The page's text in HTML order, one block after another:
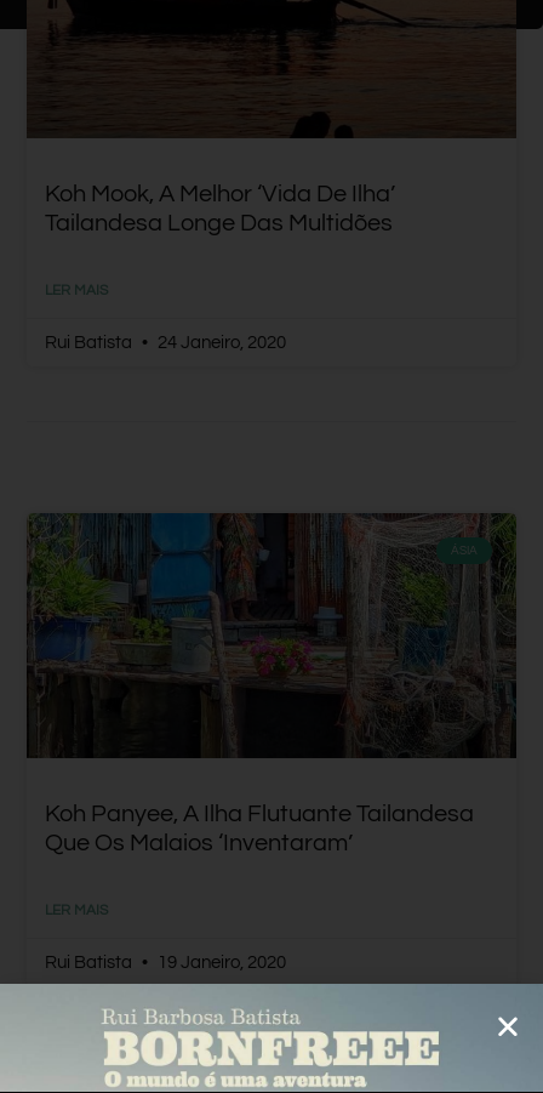
Koh Mook, A Melhor ‘vida De Ilha’
Tailandesa Longe Das Multidões
LER MAIS
Rui Batista 24 Janeiro, 2020
ÁSIA
Koh Panyee, A Ilha Flutuante Tailandesa
Que Os Malaios ‘inventaram’
LER MAIS
Rui Batista 19 Janeiro, 2020